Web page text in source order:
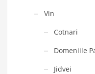
Vin
Cotnari
Domeniile
Jidvei